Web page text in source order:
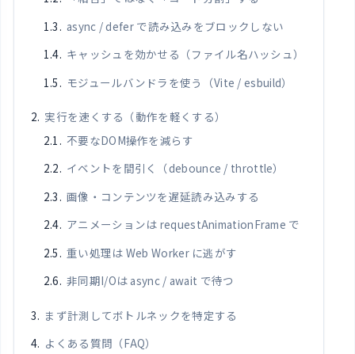
async / defer で読み込みをブロックしない
キャッシュを効かせる（ファイル名ハッシュ）
モジュールバンドラを使う（Vite / esbuild）
実行を速くする（動作を軽くする）
不要なDOM操作を減らす
イベントを間引く（debounce / throttle）
画像・コンテンツを遅延読み込みする
アニメーションは requestAnimationFrame で
重い処理は Web Worker に逃がす
非同期I/Oは async / await で待つ
まず計測してボトルネックを特定する
よくある質問（FAQ）